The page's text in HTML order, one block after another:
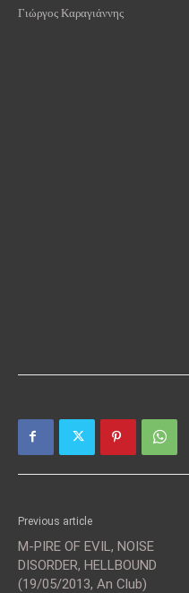
Γιώργος Καραγιάννης
Previous article
M-PIRE OF EVIL, NOISE
DISORDER, HELLBOUND
(19/05/2013, An Club)